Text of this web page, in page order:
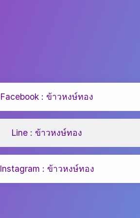
Facebook : ข้าวหงษ์ทอง
Line : ข้าวหงษ์ทอง
Instagram : ข้าวหงษ์ทอง